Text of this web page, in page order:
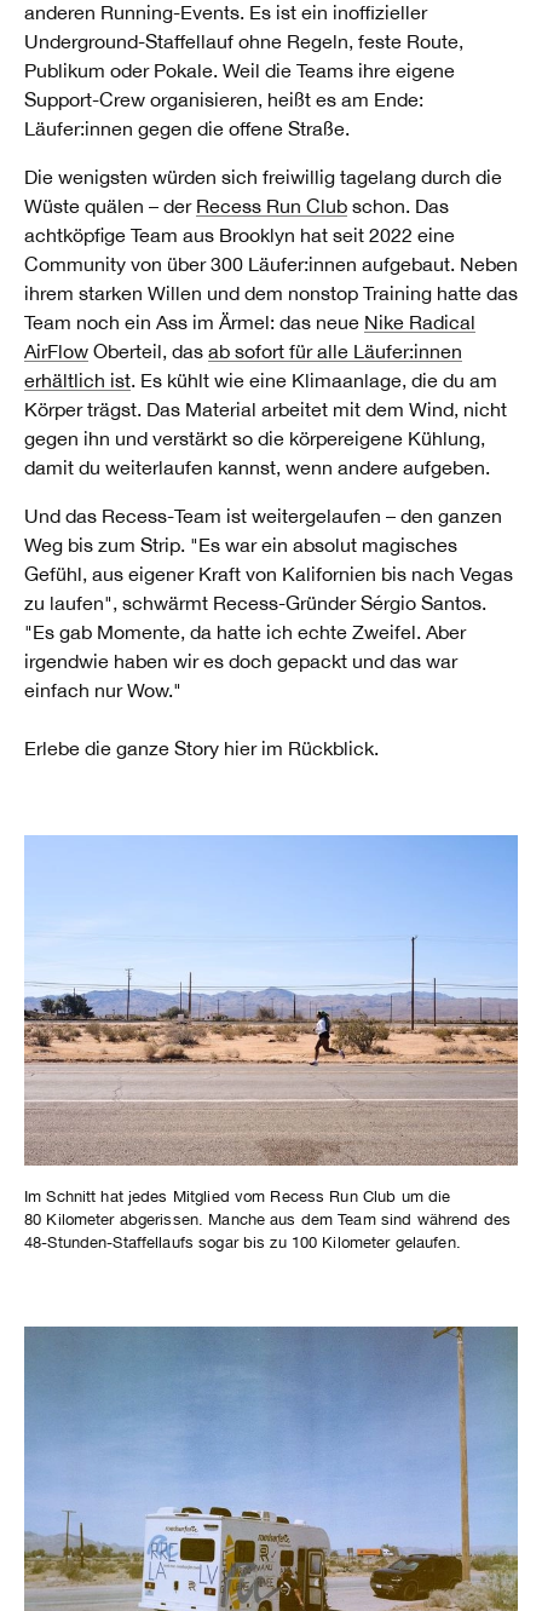
anderen Running-Events. Es ist ein inoffizieller
Underground-Staffellauf ohne Regeln, feste Route,
Publikum oder Pokale. Weil die Teams ihre eigene
Support-Crew organisieren, heißt es am Ende:
Läufer:innen gegen die offene Straße.
Die wenigsten würden sich freiwillig tagelang durch die
Wüste quälen – der Recess Run Club schon. Das
achtköpfige Team aus Brooklyn hat seit 2022 eine
Community von über 300 Läufer:innen aufgebaut. Neben
ihrem starken Willen und dem nonstop Training hatte das
Team noch ein Ass im Ärmel: das neue Nike Radical
AirFlow Oberteil, das ab sofort für alle Läufer:innen
erhältlich ist. Es kühlt wie eine Klimaanlage, die du am
Körper trägst. Das Material arbeitet mit dem Wind, nicht
gegen ihn und verstärkt so die körpereigene Kühlung,
damit du weiterlaufen kannst, wenn andere aufgeben.
Und das Recess-Team ist weitergelaufen – den ganzen
Weg bis zum Strip. "Es war ein absolut magisches
Gefühl, aus eigener Kraft von Kalifornien bis nach Vegas
zu laufen", schwärmt Recess-Gründer Sérgio Santos.
"Es gab Momente, da hatte ich echte Zweifel. Aber
irgendwie haben wir es doch gepackt und das war
einfach nur Wow."
Erlebe die ganze Story hier im Rückblick.
Im Schnitt hat jedes Mitglied vom Recess Run Club um die
80 Kilometer abgerissen. Manche aus dem Team sind während des
48-Stunden-Staffellaufs sogar bis zu 100 Kilometer gelaufen.